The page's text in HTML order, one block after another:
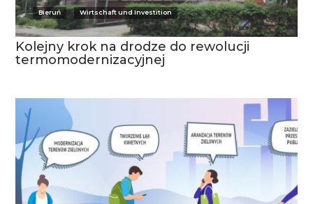
Bieruń Wirtschaft und Investition
Kolejny krok na drodze do rewolucji
termomodernizacyjnej